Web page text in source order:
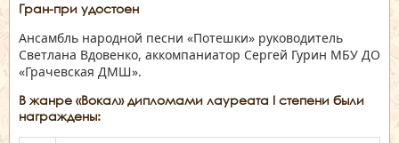
Гран-при удостоен
Ансамбль народной песни «Потешки» руководитель
Светлана Вдовенко, аккомпаниатор Сергей Гурин МБУ ДО
«Грачевская ДМШ».
В жанре «Вокал» дипломами лауреата I степени были
награждены: